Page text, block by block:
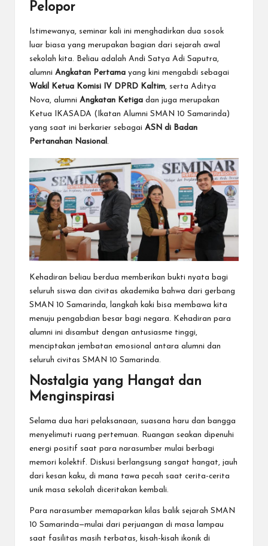
Pelopor
Istimewanya, seminar kali ini menghadirkan dua sosok
luar biasa yang merupakan bagian dari sejarah awal
sekolah kita. Beliau adalah Andi Satya Adi Saputra,
alumni Angkatan Pertama yang kini mengabdi sebagai
Wakil Ketua Komisi IV DPRD Kaltim, serta Aditya
Nova, alumni Angkatan Ketiga dan juga merupakan
Ketua IKASADA (Ikatan Alumni SMAN 10 Samarinda)
yang saat ini berkarier sebagai ASN di Badan
Pertanahan Nasional .
Kehadiran beliau berdua memberikan bukti nyata bagi
seluruh siswa dan civitas akademika bahwa dari gerbang
SMAN 10 Samarinda, langkah kaki bisa membawa kita
menuju pengabdian besar bagi negara. Kehadiran para
alumni ini disambut dengan antusiasme tinggi,
menciptakan jembatan emosional antara alumni dan
seluruh civitas SMAN 10 Samarinda.
Nostalgia yang Hangat dan
Menginspirasi
Selama dua hari pelaksanaan, suasana haru dan bangga
menyelimuti ruang pertemuan. Ruangan seakan dipenuhi
energi positif saat para narasumber mulai berbagi
memori kolektif. Diskusi berlangsung sangat hangat, jauh
dari kesan kaku, di mana tawa pecah saat cerita-cerita
unik masa sekolah diceritakan kembali.
Para narasumber memaparkan kilas balik sejarah SMAN
10 Samarinda—mulai dari perjuangan di masa lampau
saat fasilitas masih terbatas, kisah-kisah ikonik di